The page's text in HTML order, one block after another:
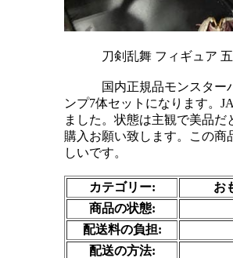
刀剣乱舞 フィギ
ンプ7体セットになります。
ました。状態は主観で美品
購入お願い致します。この
しいです。
カテゴリー:
お
商品の状態:
配送料の負担:
配送の方法: